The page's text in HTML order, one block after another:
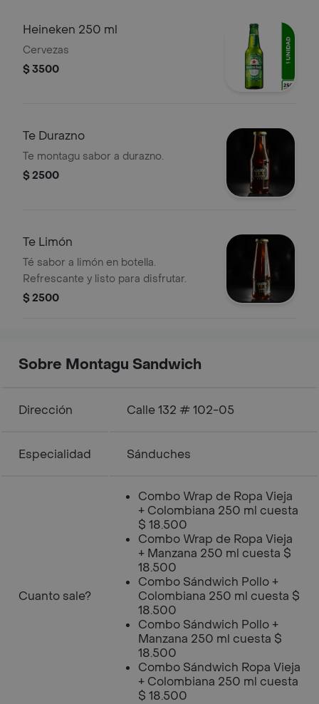
Heineken 250 ml
Cervezas
$ 3500
Te Durazno
Te montagu sabor a durazno.
$ 2500
Te Limón
Té sabor a limón en botella.
Refrescante y listo para disfrutar.
$ 2500
Sobre Montagu Sandwich
Dirección Calle 132 # 102-05
Especialidad Sánduches
Cuanto sale?
Combo Wrap de Ropa Vieja
+ Colombiana 250 ml cuesta
$ 18.500
Combo Wrap de Ropa Vieja
+ Manzana 250 ml cuesta $
18.500
Combo Sándwich Pollo +
Colombiana 250 ml cuesta $
18.500
Combo Sándwich Pollo +
Manzana 250 ml cuesta $
18.500
Combo Sándwich Ropa Vieja
+ Colombiana 250 ml cuesta
$ 18.500